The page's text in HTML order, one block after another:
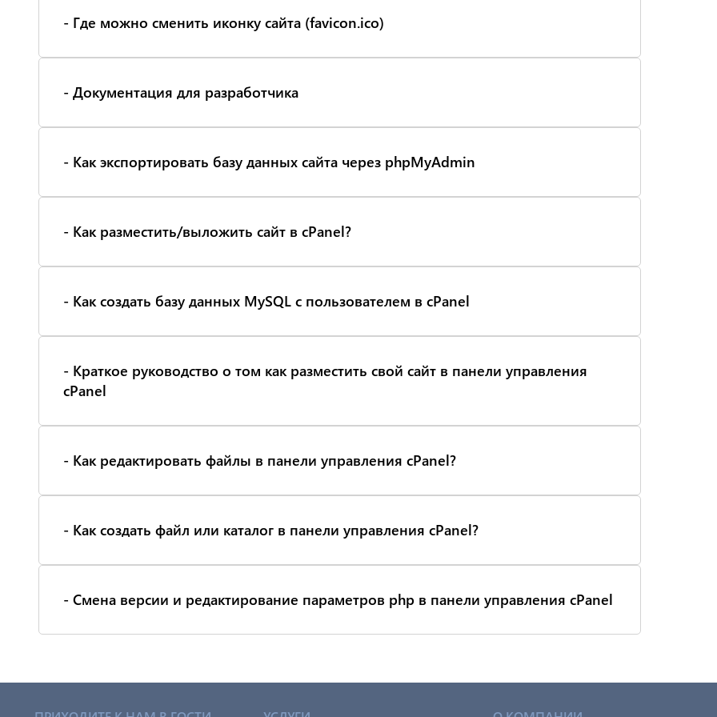
- Где можно сменить иконку сайта (favicon.ico)
- Документация для разработчика
- Как экспортировать базу данных сайта через phpMyAdmin
- Как разместить/выложить сайт в cPanel?
- Как создать базу данных MySQL с пользователем в cPanel
- Краткое руководство о том как разместить свой сайт в панели управления
cPanel
- Как редактировать файлы в панели управления cPanel?
- Как создать файл или каталог в панели управления cPanel?
- Смена версии и редактирование параметров php в панели управления cPanel